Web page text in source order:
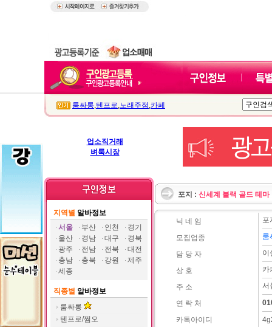
룸싸롱,텐프로,노래주점 ,카페
업소직거래
벼룩시장
지역별 알바정보
서울
부산 인천
경기
울산
경남 대구
경북
광주
전남 전북
대전
충남
충북 강원
제주
세종
직종별 알바정보
룸싸롱
텐프로/쩜오
포지 : 신세계 블랙 골드 테마
닉 네 임
모집업종
담 당 자
상 호
주 소
연 락 처
카톡아이디
포
룸
이
카
서